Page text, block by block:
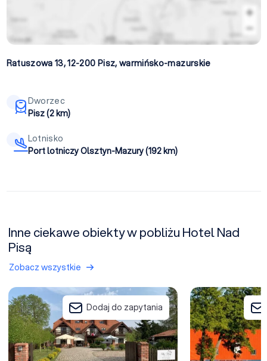
Ratuszowa 13, 12-200 Pisz, warmińsko-mazurskie
Dworzec
Pisz (2 km)
Lotnisko
Port lotniczy Olsztyn-Mazury (192 km)
Inne ciekawe obiekty w pobliżu Hotel Nad
Pisą
Zobacz wszystkie
Villa Village (obiekt zamknięty)
Dodaj do zapytania
Jabłoń Lake